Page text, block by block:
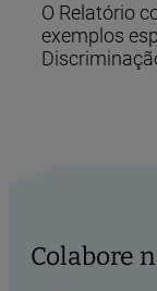
O Relatório
exemplos
Colabore